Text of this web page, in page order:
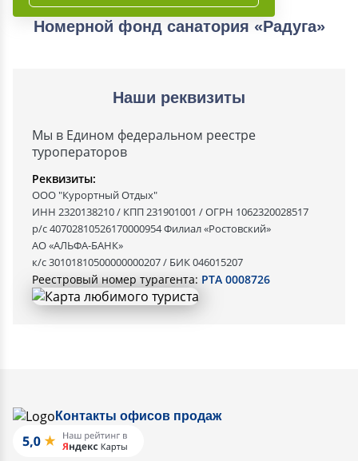
Номерной фонд санатория «Радуга»
Наши реквизиты
Мы в Едином федеральном реестре
туроператоров
Реквизиты:
ООО "Курортный Отдых"
ИНН 2320138210 / КПП 231901001 / ОГРН 1062320028517
р/с 40702810526170000954 Филиал «Ростовский»
АО «АЛЬФА-БАНК»
к/с 30101810500000000207 / БИК 046015207
Реестровый номер турагента: РТА 0008726
Контакты офисов продаж